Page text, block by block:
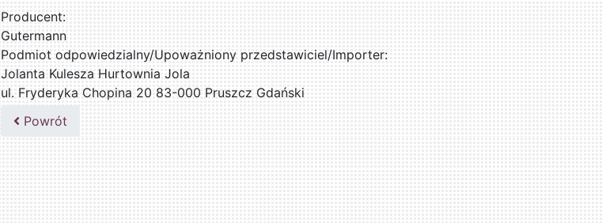
Producent:
Gutermann
Podmiot odpowiedzialny/Upoważniony przedstawiciel/Importer:
Jolanta Kulesza Hurtownia Jola
ul. Fryderyka Chopina 20 83-000 Pruszcz Gdański
502047435
Powrót